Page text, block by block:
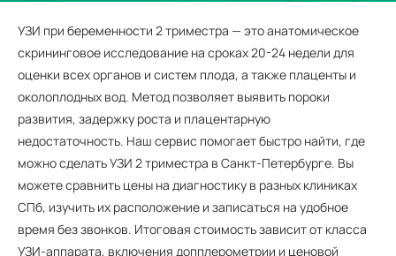
УЗИ при беременности 2 триместра — это анатомическое
скрининговое исследование на сроках 20-24 недели для
оценки всех органов и систем плода, а также плаценты и
околоплодных вод. Метод позволяет выявить пороки
развития, задержку роста и плацентарную
недостаточность. Наш сервис помогает быстро найти, где
можно сделать УЗИ 2 триместра в Санкт-Петербурге. Вы
можете сравнить цены на диагностику в разных клиниках
СПб, изучить их расположение и записаться на удобное
время без звонков. Итоговая стоимость зависит от класса
УЗИ-аппарата, включения допплерометрии и ценовой